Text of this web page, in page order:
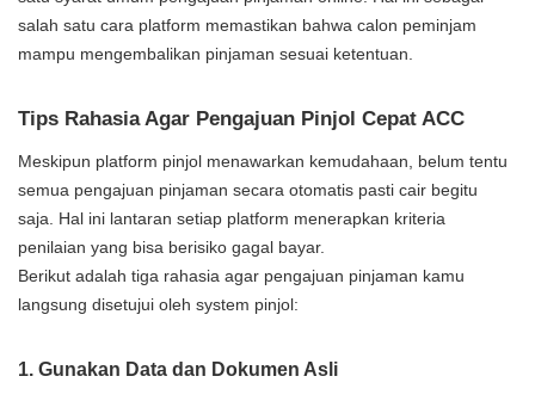
salah satu cara platform memastikan bahwa calon peminjam
mampu mengembalikan pinjaman sesuai ketentuan.
Tips Rahasia Agar Pengajuan Pinjol Cepat ACC
Meskipun platform pinjol menawarkan kemudahaan, belum tentu
semua pengajuan pinjaman secara otomatis pasti cair begitu
saja. Hal ini lantaran setiap platform menerapkan kriteria
penilaian yang bisa berisiko gagal bayar.
Berikut adalah tiga rahasia agar pengajuan pinjaman kamu
langsung disetujui oleh system pinjol:
1. Gunakan Data dan Dokumen Asli